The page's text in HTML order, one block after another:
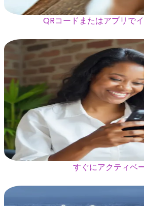
QRコードまたはアプリで
すぐにアクティベ